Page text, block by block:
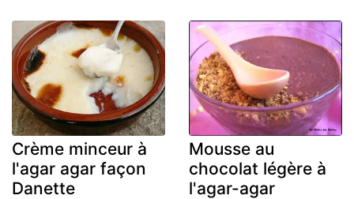
Crème minceur à
l'agar agar façon
Danette
Mousse au
chocolat légère à
l'agar-agar